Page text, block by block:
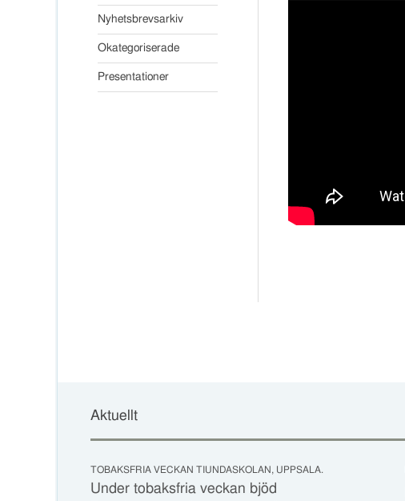
Nyhetsbrevsarkiv
Okategoriserade
Presentationer
Aktuellt
TOBAKSFRIA VECKAN TIUNDASKOLAN, UPPSALA.
Under tobaksfria veckan bjöd